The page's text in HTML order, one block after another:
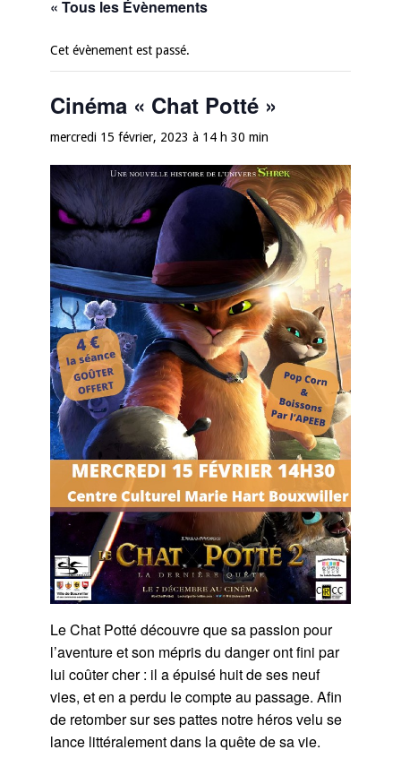
« Tous les Évènements
Cet évènement est passé.
Cinéma « Chat Potté »
mercredi 15 février, 2023 à 14 h 30 min
Le Chat Potté découvre que sa passion pour
l’aventure et son mépris du danger ont fini par
lui coûter cher : il a épuisé huit de ses neuf
vies, et en a perdu le compte au passage. Afin
de retomber sur ses pattes notre héros velu se
lance littéralement dans la quête de sa vie.